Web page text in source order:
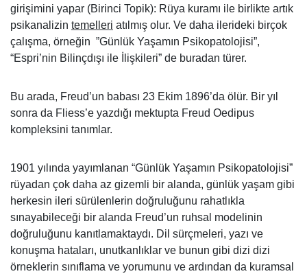
girişimini yapar (Birinci Topik): Rüya kuramı ile birlikte artık
psikanalizin temelleri atılmış olur. Ve daha ilerideki birçok
çalışma, örneğin ”Günlük Yaşamın Psikopatolojisi”,
“Espri’nin Bilinçdışı ile İlişkileri” de buradan türer.
Bu arada, Freud’un babası 23 Ekim 1896’da ölür. Bir yıl
sonra da Fliess’e yazdığı mektupta Freud Oedipus
kompleksini tanımlar.
1901 yılında yayımlanan “Günlük Yaşamın Psikopatolojisi”
rüyadan çok daha az gizemli bir alanda, günlük yaşam gibi
herkesin ileri sürülenlerin doğruluğunu rahatlıkla
sınayabileceği bir alanda Freud’un ruhsal modelinin
doğruluğunu kanıtlamaktaydı. Dil sürçmeleri, yazı ve
konuşma hataları, unutkanlıklar ve bunun gibi dizi dizi
örneklerin sınıflama ve yorumunu ve ardından da kuramsal